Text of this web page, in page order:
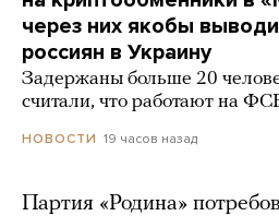
через них якобы
россиян в Украину
Задержаны больше 20
считали, что работают на
НОВОСТИ 19 часов назад
Партия «Родина»